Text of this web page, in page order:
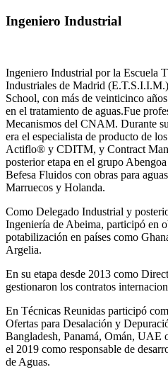
Ingeniero Industrial
Ingeniero Industrial por la Escuela
Industriales de Madrid
School, con más de veinticinco
en el tratamiento de aguas.Fue
Mecanismos del CNAM. Durante
era el especialista de producto de
Actiflo® y CDITM, y Contract
posterior etapa en el grupo
Befesa Fluidos con obras para
Marruecos y Holanda.
Como Delegado Industrial y
Ingeniería de Abeima, participó en
potabilización en países como
Argelia.
En su etapa desde 2013 como
gestionaron los contratos
En Técnicas Reunidas participó
Ofertas para Desalación y
Bangladesh, Panamá, Omán,
el 2019 como responsable de
de Aguas.